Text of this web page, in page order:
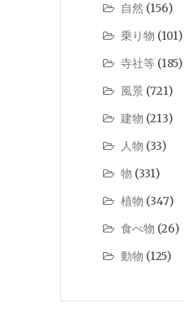
自然 (156)
乗り物 (101)
寺社等 (185)
風景 (721)
建物 (213)
人物 (33)
物 (331)
植物 (347)
食べ物 (26)
動物 (125)